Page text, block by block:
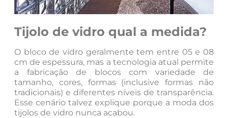
Tijolo de vidro qual a medida?
O bloco de vidro geralmente tem entre 05 e 08
cm de espessura, mas a tecnologia atual permite
a fabricação de blocos com variedade de
tamanho, cores, formas (inclusive formas não
tradicionais) e diferentes níveis de transparência.
Esse cenário talvez explique porque a moda dos
tijolos de vidro nunca acabou.